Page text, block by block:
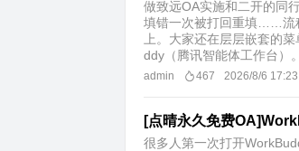
做致远OA实施和二开的同
填错一次被打回重填……流
上。大家还在层层嵌套的
ddy（腾讯智能体工作台）
admin 467 2026/8/6
[点晴永久免费
很多人第一次打开